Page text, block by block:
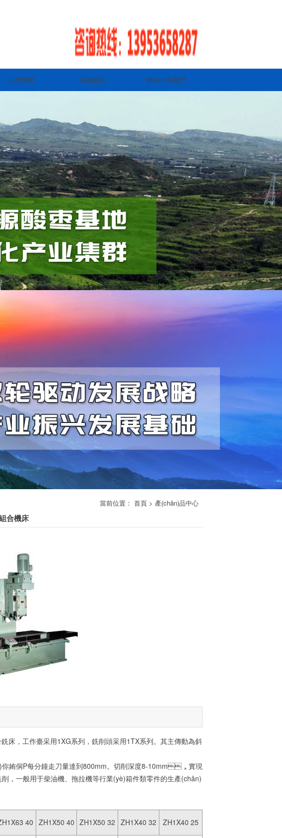
人才招聘 在線留言 聯(lián)系我們
當前位置： 首頁 > 產(chǎn)品中心
合機床
，工作臺采用1XG系列，銑削頭采用1TX系列。其主傳動為斜
你姷侗P每分鐘走刀量達到800mm。切削深度8-10mm，實現
削，一般用于柴油機、拖拉機等行業(yè)箱件類零件的生產(chǎn)
40 ZH1X50 40 ZH1X50 32 ZH1X40 32
ZH1X40 25